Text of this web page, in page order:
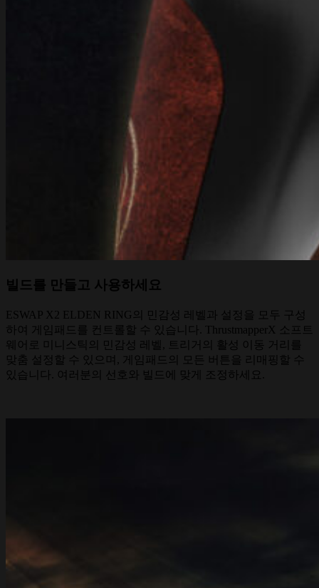
빌드를 만들고 사용하세요
ESWAP X2 ELDEN RING의 민감성 레벨과 설정을 모두 구성
하여 게임패드를 컨트롤할 수 있습니다. ThrustmapperX 소프트
웨어로 미니스틱의 민감성 레벨, 트리거의 활성 이동 거리를
맞춤 설정할 수 있으며, 게임패드의 모든 버튼을 리매핑할 수
있습니다. 여러분의 선호와 빌드에 맞게 조정하세요.